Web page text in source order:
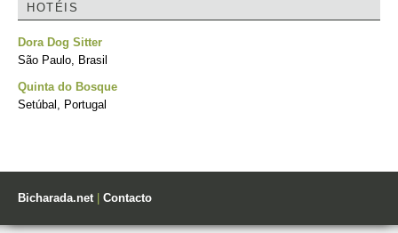
HOTÉIS
Dora Dog Sitter
São Paulo, Brasil
Quinta do Bosque
Setúbal, Portugal
Bicharada.net| Contacto